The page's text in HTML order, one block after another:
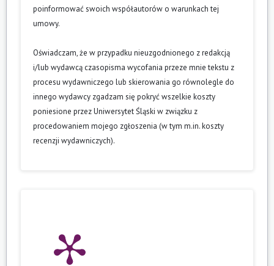
poinformować swoich współautorów o warunkach tej
umowy.
Oświadczam, że w przypadku nieuzgodnionego z redakcją
i/lub wydawcą czasopisma wycofania przeze mnie tekstu z
procesu wydawniczego lub skierowania go równolegle do
innego wydawcy zgadzam się pokryć wszelkie koszty
poniesione przez Uniwersytet Śląski w związku z
procedowaniem mojego zgłoszenia (w tym m.in. koszty
recenzji wydawniczych).